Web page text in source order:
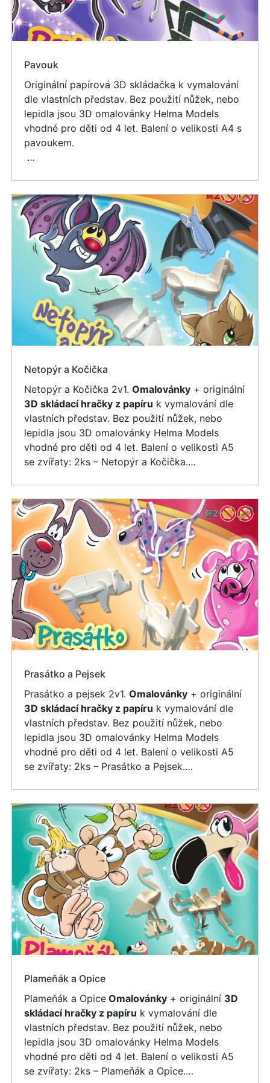
Pavouk
Originální papírová 3D skládačka k vymalování
dle vlastních představ. Bez použití nůžek, nebo
lepidla jsou 3D omalovánky Helma Models
vhodné pro děti od 4 let. Balení o velikosti A4 s
pavoukem.
…
Netopýr a Kočička
Netopýr a Kočička 2v1. Omalovánky + originální
3D skládací hračky z papíru k vymalování dle
vlastních představ. Bez použití nůžek, nebo
lepidla jsou 3D omalovánky Helma Models
vhodné pro děti od 4 let. Balení o velikosti A5
se zvířaty: 2ks – Netopýr a Kočička.…
Prasátko a Pejsek
Prasátko a pejsek 2v1. Omalovánky + originální
3D skládací hračky z papíru k vymalování dle
vlastních představ. Bez použití nůžek, nebo
lepidla jsou 3D omalovánky Helma Models
vhodné pro děti od 4 let. Balení o velikosti A5
se zvířaty: 2ks – Prasátko a Pejsek.…
Plameňák a Opice
Plameňák a Opice Omalovánky + originální 3D
skládací hračky z papíru k vymalování dle
vlastních představ. Bez použití nůžek, nebo
lepidla jsou 3D omalovánky Helma Models
vhodné pro děti od 4 let. Balení o velikosti A5
se zvířaty: 2ks – Plameňák a Opice.…